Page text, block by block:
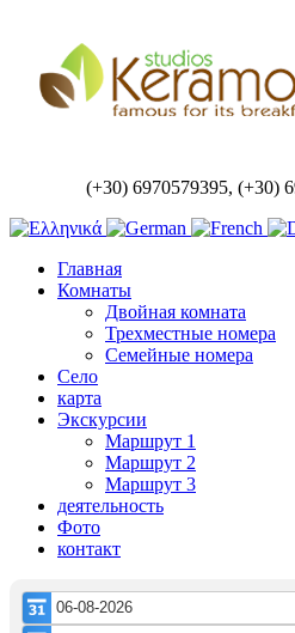
(+30) 6970579395, (+30)
Главная
Комнаты
Двойная комната
Трехместные номера
Семейные номера
Село
карта
Экскурсии
Маршрут 1
Маршрут 2
Маршрут 3
деятельность
Фото
контакт